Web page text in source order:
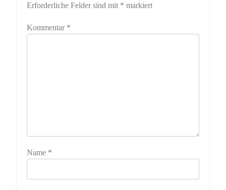
Erforderliche Felder sind mit * markiert
Kommentar *
Name *